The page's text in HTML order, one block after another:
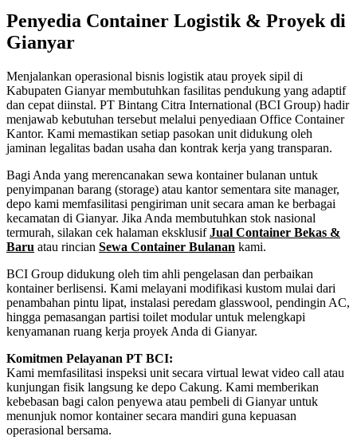
Penyedia Container Logistik & Proyek di
Gianyar
Menjalankan operasional bisnis logistik atau proyek sipil di
Kabupaten Gianyar membutuhkan fasilitas pendukung yang adaptif
dan cepat diinstal. PT Bintang Citra International (BCI Group) hadir
menjawab kebutuhan tersebut melalui penyediaan Office Container
Kantor. Kami memastikan setiap pasokan unit didukung oleh
jaminan legalitas badan usaha dan kontrak kerja yang transparan.
Bagi Anda yang merencanakan sewa kontainer bulanan untuk
penyimpanan barang (storage) atau kantor sementara site manager,
depo kami memfasilitasi pengiriman unit secara aman ke berbagai
kecamatan di Gianyar. Jika Anda membutuhkan stok nasional
termurah, silakan cek halaman eksklusifJual Container Bekas &
Baru atau rincian Sewa Container Bulanan kami.
BCI Group didukung oleh tim ahli pengelasan dan perbaikan
kontainer berlisensi. Kami melayani modifikasi kustom mulai dari
penambahan pintu lipat, instalasi peredam glasswool, pendingin AC,
hingga pemasangan partisi toilet modular untuk melengkapi
kenyamanan ruang kerja proyek Anda di Gianyar.
Komitmen Pelayanan PT BCI:
Kami memfasilitasi inspeksi unit secara virtual lewat video call atau
kunjungan fisik langsung ke depo Cakung. Kami memberikan
kebebasan bagi calon penyewa atau pembeli di Gianyar untuk
menunjuk nomor kontainer secara mandiri guna kepuasan
operasional bersama.